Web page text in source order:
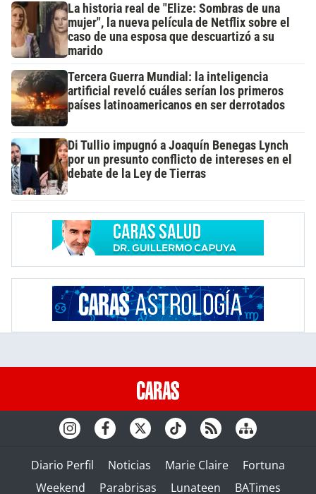
La historia real de "Elize: Sombras de una
mujer", la nueva película de Netflix sobre el
caso de una esposa que descuartizó a su
marido
Tercera Guerra Mundial: la inteligencia
artificial reveló cuáles serían los primeros
países latinoamericanos en ser derrotados
Di Tullio impugnó a Joaquín Benegas Lynch
por un presunto conflicto de intereses en el
debate de la Ley de Tierras
Diario Perfil Noticias Marie Claire
Fortuna
Weekend
Parabrisas Lunateen BATimes